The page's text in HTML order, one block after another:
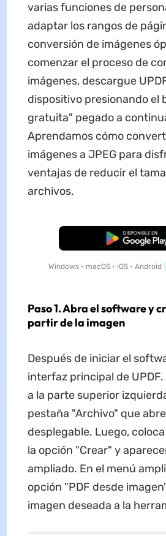
varias funciones de
adaptar los rangos de
conversión de imágenes
comenzar el proceso de
imágenes, descargue
dispositivo presionando el
gratuita" pegado a
Aprendamos cómo
imágenes a JPEG para
ventajas de reducir el
archivos.
Descarga
Windows • macOS • iOS • Android
Paso 1. Abra el software y
partir de la imagen
Después de iniciar el
interfaz principal de
a la parte superior
pestaña "Archivo" que
desplegable. Luego,
la opción "Crear" y
ampliado. En el menú
opción "PDF desde
imagen deseada a la